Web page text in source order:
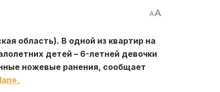
AA
область). В одной из квартир на
детей – 6-летней девочки
ножевые ранения, сообщает